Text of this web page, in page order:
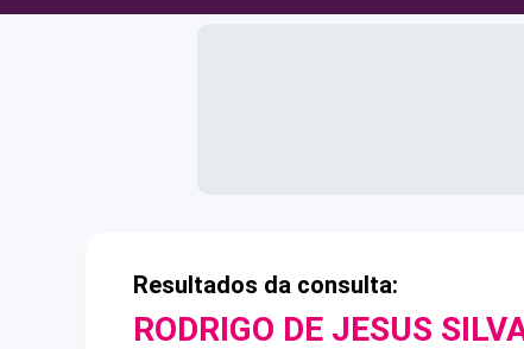
Resultados da consulta:
RODRIGO DE JESUS